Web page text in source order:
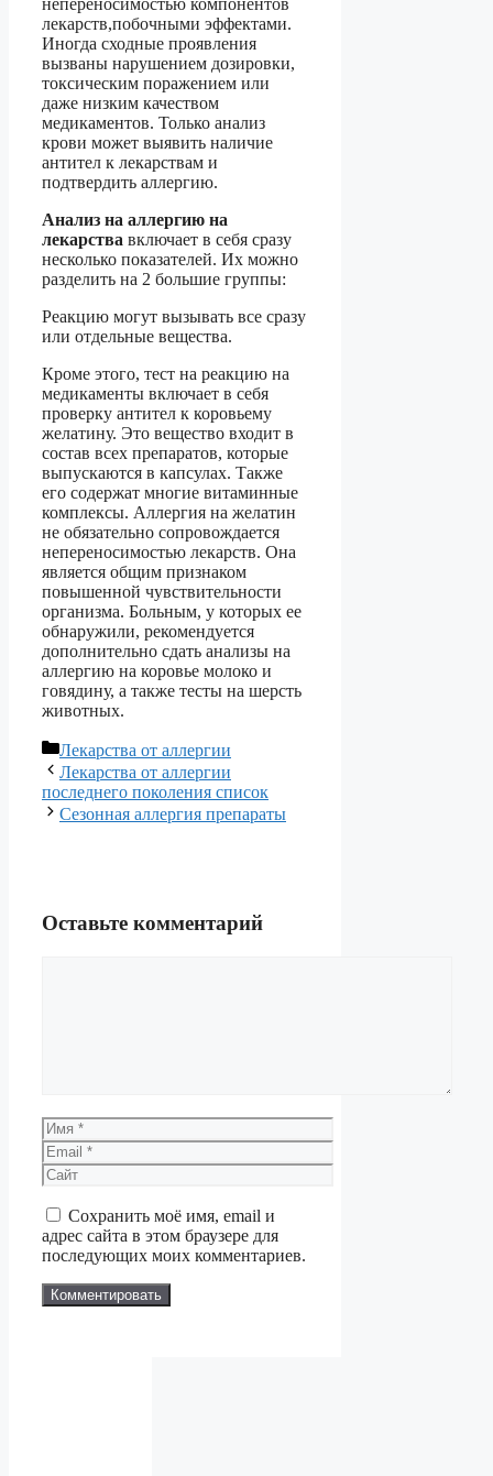
непереносимостью компонентов
лекарств,побочными эффектами.
Иногда сходные проявления
вызваны нарушением дозировки,
токсическим поражением или
даже низким качеством
медикаментов. Только анализ
крови может выявить наличие
антител к лекарствам и
подтвердить аллергию.
Анализ на аллергию на
лекарства включает в себя сразу
несколько показателей. Их можно
разделить на 2 большие группы:
Реакцию могут вызывать все сразу
или отдельные вещества.
Кроме этого, тест на реакцию на
медикаменты включает в себя
проверку антител к коровьему
желатину. Это вещество входит в
состав всех препаратов, которые
выпускаются в капсулах. Также
его содержат многие витаминные
комплексы. Аллергия на желатин
не обязательно сопровождается
непереносимостью лекарств. Она
является общим признаком
повышенной чувствительности
организма. Больным, у которых ее
обнаружили, рекомендуется
дополнительно сдать анализы на
аллергию на коровье молоко и
говядину, а также тесты на шерсть
животных.
Рубрики
Лекарства от аллергии
Лекарства от аллергии
последнего поколения список
Сезонная аллергия препараты
Оставьте комментарий
Имя
Email
Сайт
Сохранить моё имя, email и
адрес сайта в этом браузере для
последующих моих комментариев.